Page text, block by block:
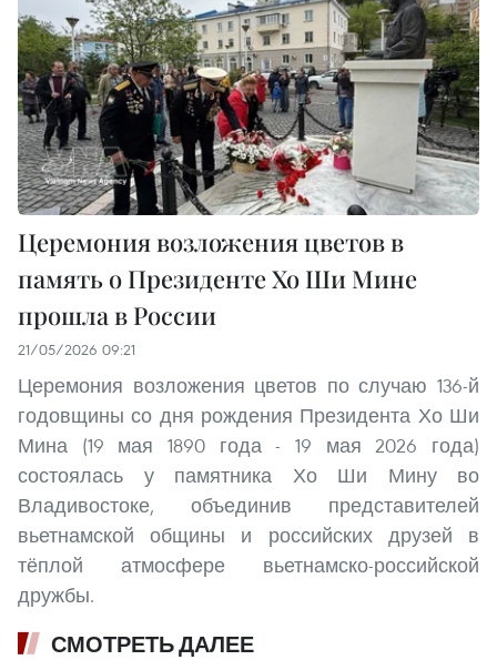
Церемония возложения цветов в
память о Президенте Хо Ши Мине
прошла в России
21/05/2026 09:21
Церемония возложения цветов по случаю 136-й
годовщины со дня рождения Президента Хо Ши
Мина (19 мая 1890 года - 19 мая 2026 года)
состоялась у памятника Хо Ши Мину во
Владивостоке, объединив представителей
вьетнамской общины и российских друзей в
тёплой атмосфере вьетнамско-российской
дружбы.
СМОТРЕТЬ ДАЛЕЕ